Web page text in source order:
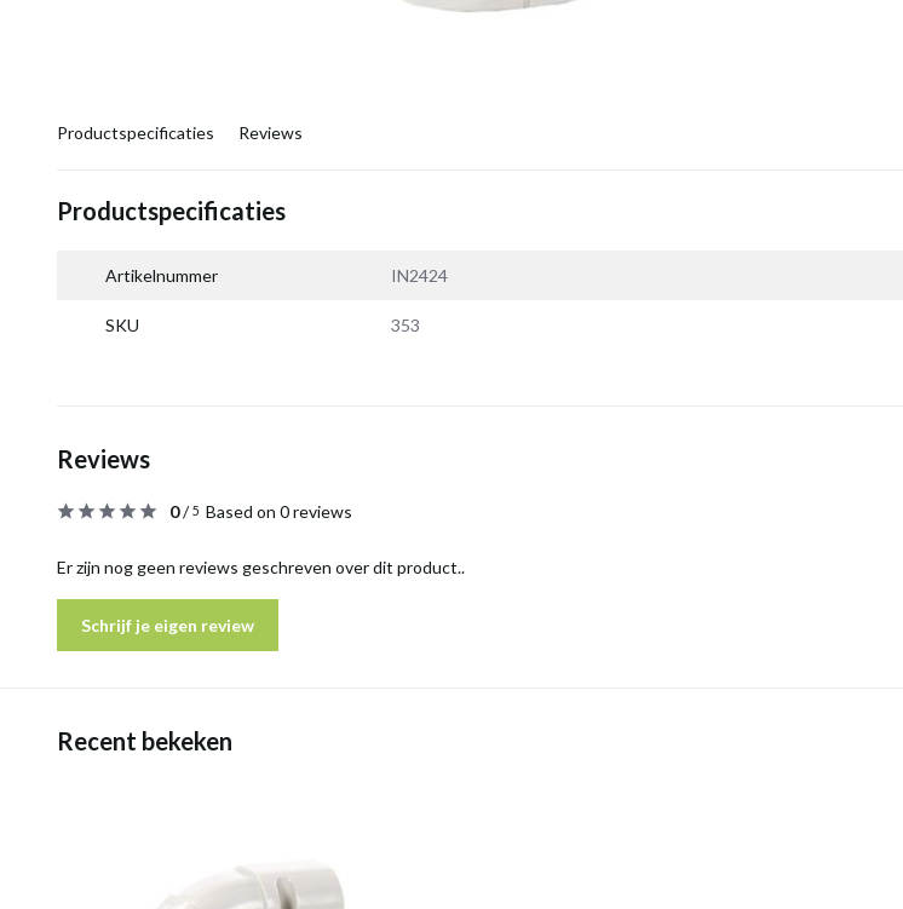
Productspecificaties Reviews
Productspecificaties
Artikelnummer IN2424
SKU 353
Reviews
0/5 Based on 0 reviews
Er zijn nog geen reviews geschreven over dit product..
Schrijf je eigen review
Recent bekeken